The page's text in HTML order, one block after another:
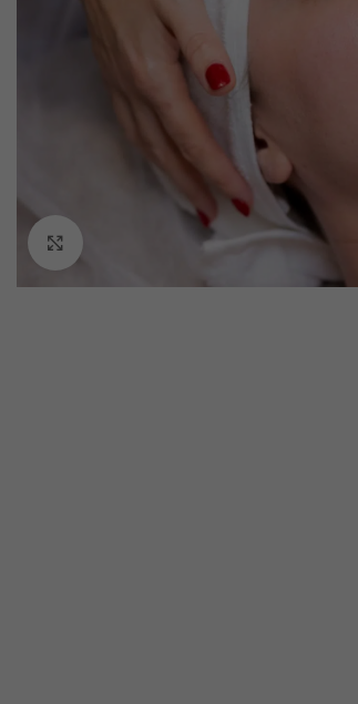
Click pentru a mări